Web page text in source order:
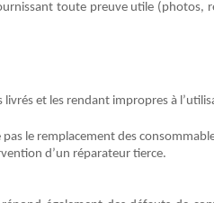
toute preuve utile (photos,
livrés et les rendant impropres à
le remplacement des
d’un réparateur tierce.